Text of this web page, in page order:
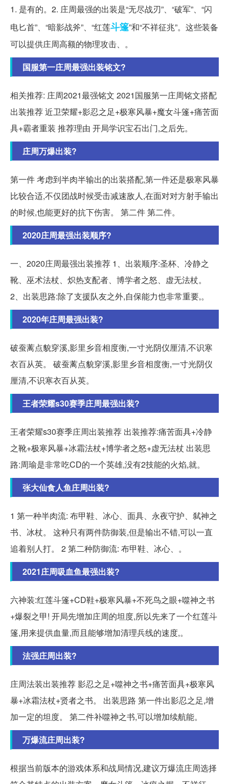
1. 是有的。2. 庄周最强的出装是“无尽战刃”、“破军”、“闪
电匕首”、“暗影战斧”、“红莲斗篷”和“不祥征兆”。这些装备
可以提供庄周高额的物理攻击、。
国服第一庄周最强出装铭文?
相关推荐: 庄周2021最强铭文 2021国服第一庄周铭文搭配
出装推荐 近卫荣耀+影忍之足+极寒风暴+魔女斗篷+痛苦面
具+霸者重装 推荐理由 开局学识宝石出门,之后先。
庄周万爆出装?
第一件 考虑到半肉半输出的出装搭配,第一件还是极寒风暴
比较合适,不仅团战时候受击减速敌人,在面对对方射手输出
的时候,也能更好的抗下伤害。 第二件 第二件。
2020庄周最强出装顺序?
一、2020庄周最强出装推荐 1、出装顺序:圣杯、冷静之
靴、巫术法杖、炽热支配者、博学者之怒、虚无法杖。
2、出装思路:除了支援队友之外,自保能力也非常重要,。
2020年庄周最强出装?
破蚕蓠点貌穿溪,影里乡音相度衡,一寸光阴仪厘清,不识寒
衣百从英。 破蚕蓠点貌穿溪,影里乡音相度衡,一寸光阴仪
厘清,不识寒衣百从英。
王者荣耀s30赛季庄周最强出装?
王者荣耀s30赛季庄周出装推荐 出装推荐:痛苦面具+冷静
之靴+极寒风暴+冰霜法杖+博学者之怒+虚无法杖 出装思
路:周瑜是非常吃CD的一个英雄,没有2技能的火焰,就。
张大仙食人鱼庄周出装?
1 第一种半肉流: 布甲鞋、冰心、面具、永夜守护、弑神之
书、冰杖。 这种只有两件防御装,但是输出不错,可以一直
追着别人打。 2 第二种防御流: 布甲鞋、冰心、。
2021庄周吸血鱼最强出装?
六神装:红莲斗篷+CD鞋+极寒风暴+不死鸟之眼+噬神之书
+爆裂之甲! 开局先增加庄周的坦度,所以先来了一个红莲斗
篷,用来提供血量,而且能够增加清理兵线的速度,。
法强庄周出装?
庄周法装出装推荐 影忍之足+噬神之书+痛苦面具+极寒风
暴+冰霜法杖+贤者之书。 出装思路 第一件出影忍之足,增
加一定的坦度。 第二件补噬神之书,可以增加续航能。
万爆流庄周出装?
根据当前版本的游戏体系和战局情况,建议万爆流庄周选择